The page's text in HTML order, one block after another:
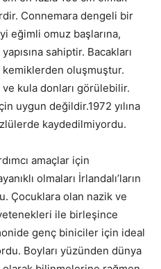
Connemara dengeli bir
eğimli omuz başlarına,
sahiptir. Bacakları
oluşmuştur.
ve kula donları görülebilir.
uygun değildir.1972 yılına
kaydedilmiyordu.
amaçlar için
olmaları İrlandalı’ların
Çocuklara olan nazik ve
ile birleşince
genç biniciler için ideal
Boyları yüzünden dünya